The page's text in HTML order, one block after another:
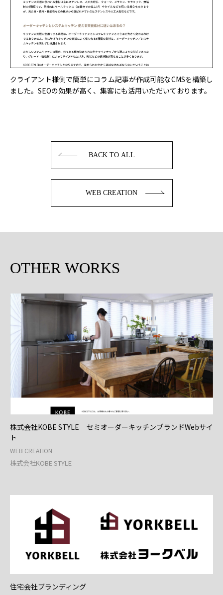
クライアント様側で簡単にコラム記事が作成可能なCMSを構築し
ました。SEOの効果が高く、集客にも活用いただいております。
BACK TO ALL
WEB CREATION
OTHER WORKS
株式会社KOBE STYLE セミオーダーキッチンブランドWebサイ
ト
WEB CREATION
株式会社KOBE STYLE
住宅会社ブランディング